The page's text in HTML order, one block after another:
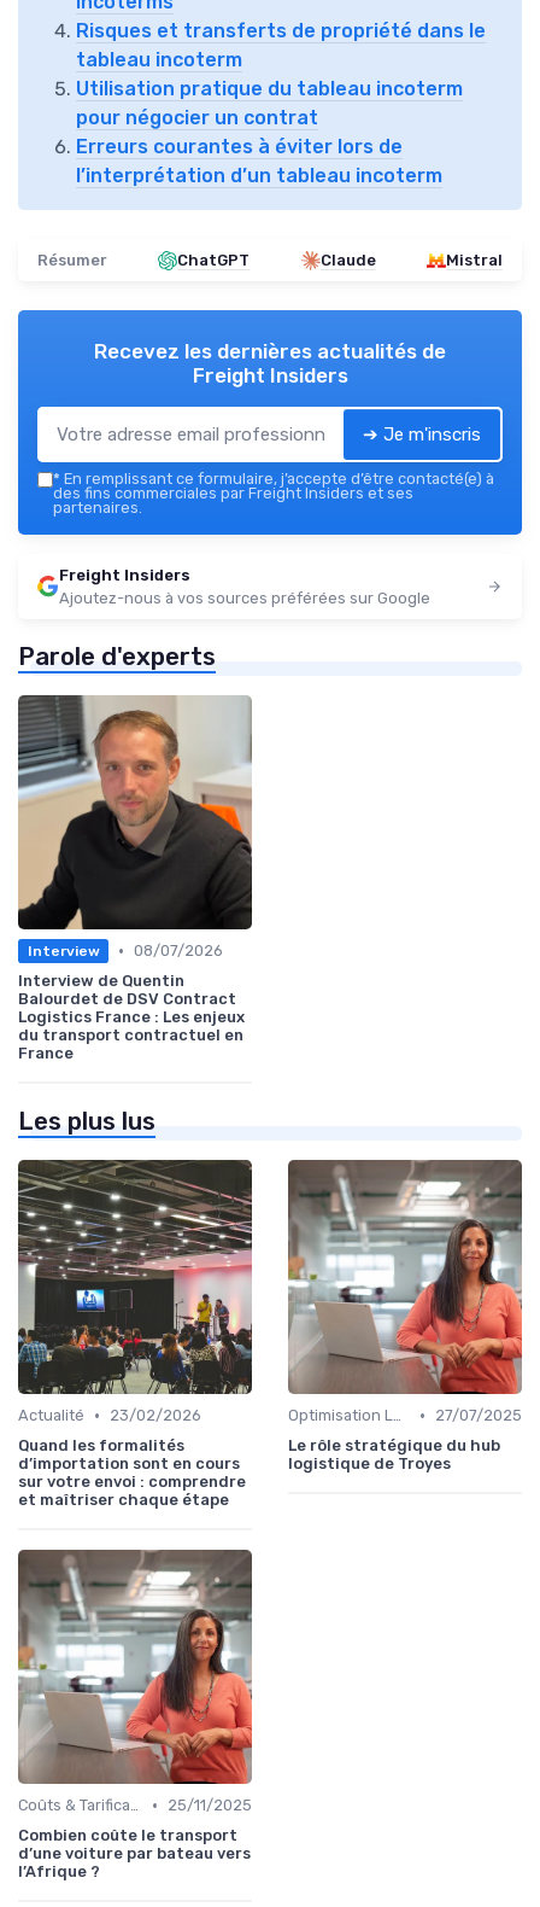
Risques et transferts de propriété dans le
tableau incoterm
Utilisation pratique du tableau incoterm
pour négocier un contrat
Erreurs courantes à éviter lors de
l’interprétation d’un tableau incoterm
Résumer ChatGPT Claude Mistral
Recevez les dernières actualités de
Freight Insiders
➔ Je m'inscris
* En remplissant ce formulaire, j’accepte d’être contacté(e) à
des fins commerciales par Freight Insiders et ses
partenaires.
Freight Insiders
Ajoutez-nous à vos sources préférées sur Google
Parole d'experts
Interview • 08/07/2026
Interview de Quentin
Balourdet de DSV Contract
Logistics France : Les enjeux
du transport contractuel en
France
Les plus lus
Actualité •
23/02/2026
Quand les formalités
d’importation sont en cours
sur votre envoi : comprendre
et maîtriser chaque étape
Optimisation Logistique •
27/07/2025
Le rôle stratégique du hub
logistique de Troyes
Coûts & Tarification •
25/11/2025
Combien coûte le transport
d’une voiture par bateau vers
l’Afrique ?